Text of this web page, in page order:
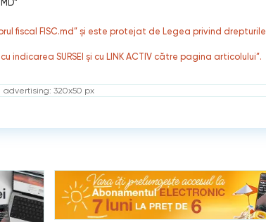
fiscal FISC.md” și este protejat de Legea privind drepturile
indicarea SURSEI și cu LINK ACTIV către pagina articolului”.
advertising: 320x50 px